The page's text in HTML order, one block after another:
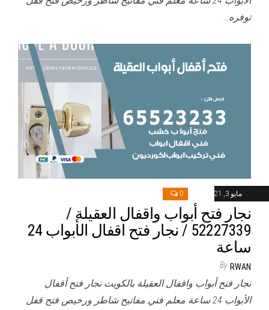
توفره…
مايو 3, 2021 0
نجار فتح أبواب واقفال العقيلة /
52227339 / نجار فتح اقفال الأبواب 24
ساعة
By RWAN
نجار فتح أبواب واقفال العقيلة بالكويت نجار فتح أقفال
الأبواب 24 ساعة معلم فني مفاتيح شاطر ورخيص فتح قفل